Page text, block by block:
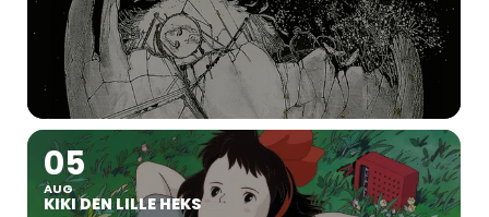
05
AUG
KIKI DEN LILLE HEKS